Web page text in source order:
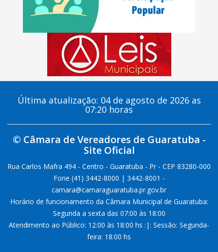
Última atualização: 04 de agosto de 2026 as
07:20 horas
© Câmara de Vereadores de Guaratuba -
Site Oficial
Rua Carlos Mafra 494 - Centro - Guaratuba - Pr - CEP 83280-000
Fone (41) 3442-8000 | 3442-8001 -
camara@camaraguaratuba.pr.gov.br
Horário de funcionamento da Câmara Municipal de Guaratuba:
Segunda a sexta das 07:00 às 18:00
Atendimento ao Público: 12:00 às 18:00 hs :|: Sessão: Segunda-
feira: 18:00 hs